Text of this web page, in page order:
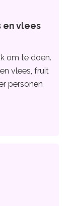
en vlees
om te doen.
vlees, fruit
personen